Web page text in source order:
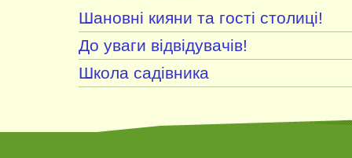
Шановні кияни та гості столиці!
До уваги відвідувачів!
Школа садівника